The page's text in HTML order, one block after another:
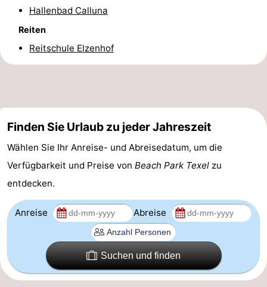
Zandvoort
Wetter
Kontakt
Hallenbad Calluna
Reiten
Reitschule Elzenhof
Finden Sie Urlaub zu jeder Jahreszeit
Wählen Sie Ihr Anreise- und Abreisedatum, um die
Verfügbarkeit und Preise von Beach Park Texel zu
entdecken.
Anreise Abreise
Suchen und finden